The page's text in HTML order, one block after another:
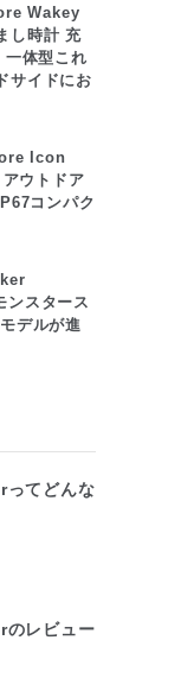
Wakey
し時計 充
一体型これ
サイドにお
Icon
ウトドア
コンパク
スタース
デルが進
てどんな
レビュー